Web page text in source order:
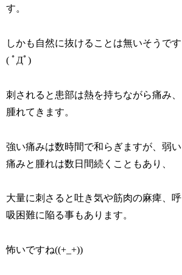
す。
しかも自然に抜けることは無いそうです
( ﾟДﾟ)
刺されると患部は熱を持ちながら痛み、
腫れてきます。
強い痛みは数時間で和らぎますが、弱い
痛みと腫れは数日間続くこともあり、
大量に刺さると吐き気や筋肉の麻痺、呼
吸困難に陥る事もあります。
怖いですね((+_+))